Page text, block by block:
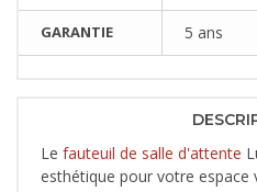
GARANTIE 5 ans
Le fauteuil de salle d'attente
esthétique pour votre espace